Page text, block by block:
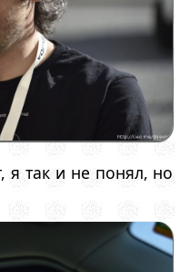
я так и не понял, но